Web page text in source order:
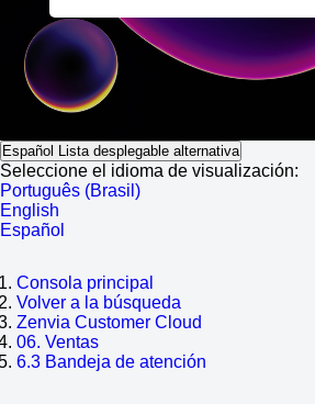
Español Lista desplegable alternativa
Seleccione el idioma de visualización:
Português (Brasil)
English
Español
Consola principal
Volver a la búsqueda
Zenvia Customer Cloud
06. Ventas
6.3 Bandeja de atención